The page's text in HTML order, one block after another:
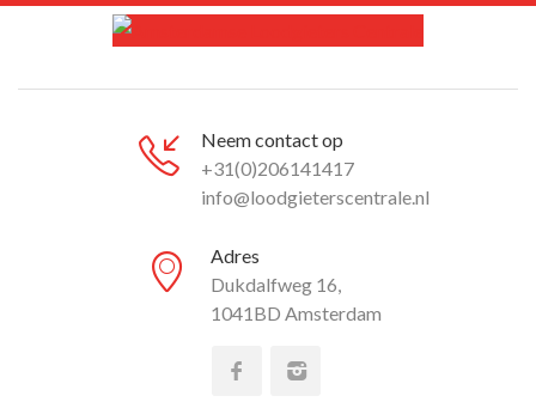
Neem contact op
+31(0)206141417
info@loodgieterscentrale.nl
Adres
Dukdalfweg 16,
1041BD Amsterdam